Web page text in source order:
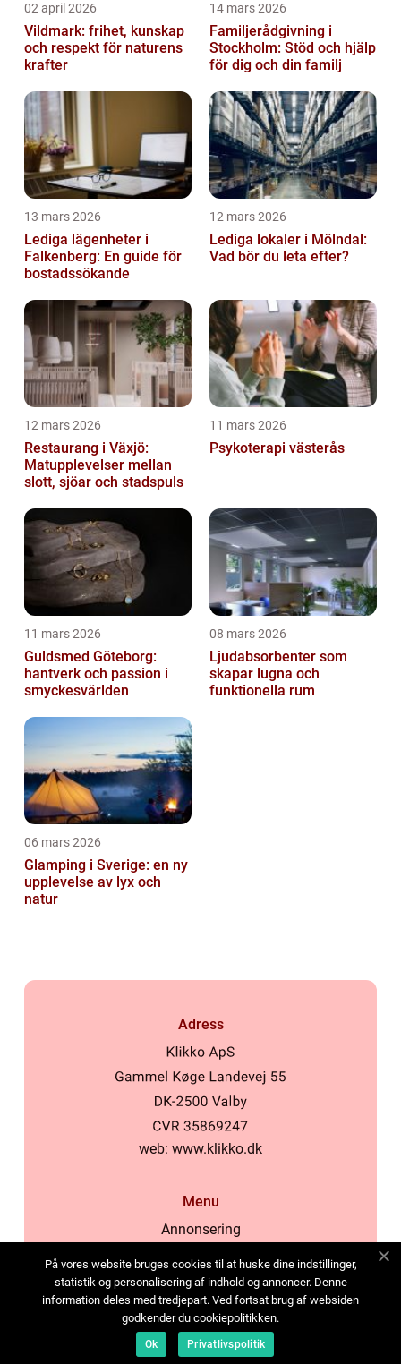
02 april 2026
Vildmark: frihet, kunskap
och respekt för naturens
krafter
14 mars 2026
Familjerådgivning i
Stockholm: Stöd och hjälp
för dig och din familj
13 mars 2026
Lediga lägenheter i
Falkenberg: En guide för
bostadssökande
12 mars 2026
Lediga lokaler i Mölndal:
Vad bör du leta efter?
12 mars 2026
Restaurang i Växjö:
Matupplevelser mellan
slott, sjöar och stadspuls
11 mars 2026
Psykoterapi västerås
11 mars 2026
Guldsmed Göteborg:
hantverk och passion i
smyckesvärlden
08 mars 2026
Ljudabsorbenter som
skapar lugna och
funktionella rum
06 mars 2026
Glamping i Sverige: en ny
upplevelse av lyx och
natur
Adress
web: www.klikko.dk
Menu
Annonsering
Cookies
Kontakta oss
Sitemap
På vores website bruges cookies til at huske dine indstillinger,
statistik og personalisering af indhold og annoncer. Denne
information deles med tredjepart. Ved fortsat brug af websiden
godkender du cookiepolitikken.
Ok Privatlivspolitik